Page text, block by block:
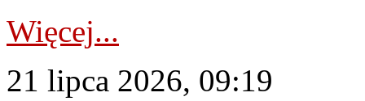
Więcej...
21 lipca 2026, 09:19